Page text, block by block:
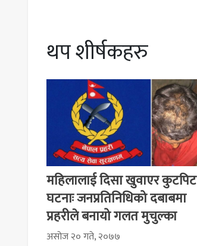
थप शीर्षकहरु
महिलालाई दिसा खुवाएर कुटपिट
घटनाः जनप्रतिनिधिको दबाबमा
प्रहरीले बनायो गलत मुचुल्का
असोज २० गते, २०७७